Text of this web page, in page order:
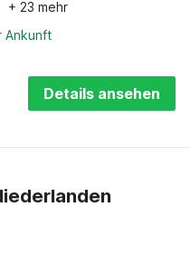
+ 23 mehr
Ankunft
Details ansehen